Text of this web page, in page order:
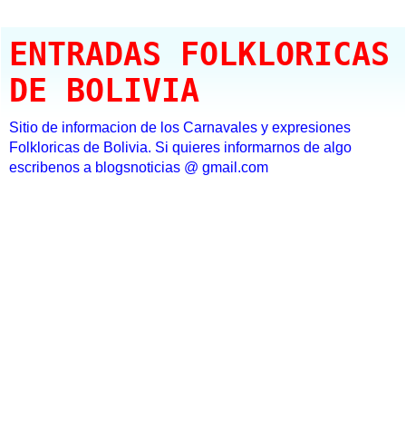
ENTRADAS FOLKLORICAS
DE BOLIVIA
Sitio de informacion de los Carnavales y expresiones
Folkloricas de Bolivia. Si quieres informarnos de algo
escribenos a blogsnoticias @ gmail.com